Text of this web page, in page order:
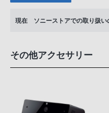
現在 ソニーストアでの取り扱い
その他アクセサリー